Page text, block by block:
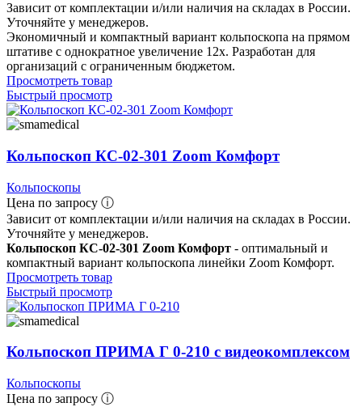
Зависит от комплектации и/или наличия на складах в России.
Уточняйте у менеджеров.
Экономичный и компактный вариант кольпоскопа на прямом
штативе с однократное увеличение 12х. Разработан для
организаций с ограниченным бюджетом.
Просмотреть товар
Быстрый просмотр
Кольпоскоп КС-02-301 Zoom Комфорт
Кольпоскопы
Цена по запросу ⓘ
Зависит от комплектации и/или наличия на складах в России.
Уточняйте у менеджеров.
Кольпоскоп КС-02-301 Zoom Комфорт - оптимальный и
компактный вариант кольпоскопа линейки Zoom Комфорт.
Просмотреть товар
Быстрый просмотр
Кольпоскоп ПРИМА Г 0-210 с видеокомплексом
Кольпоскопы
Цена по запросу ⓘ